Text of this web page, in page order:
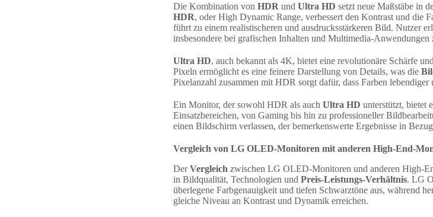
Die Kombination von HDR und Ultra HD setzt neue Maßstäbe in
HDR, oder High Dynamic Range, verbessert den Kontrast und die
führt zu einem realistischeren und ausdrucksstärkeren Bild. Nutzer
insbesondere bei grafischen Inhalten und Multimedia-
Ultra HD, auch bekannt als 4K, bietet eine revolutionäre Schärfe
Pixeln ermöglicht es eine feinere Darstellung von Details, was die
Pixelanzahl zusammen mit HDR sorgt dafür, dass Farben
Ein Monitor, der sowohl HDR als auch Ultra HD unterstützt, bietet
Einsatzbereichen, von Gaming bis hin zu professioneller
einen Bildschirm verlassen, der bemerkenswerte Ergebnisse in
Vergleich von LG OLED-Monitoren mit anderen High-End-
DerVergleich zwischen LG OLED-Monitoren und anderen High-
in Bildqualität, Technologien und Preis-Leistungs-Verhältnis. LG
überlegene Farbgenauigkeit und tiefen Schwarztöne aus, während
gleiche Niveau an Kontrast und Dynamik erreichen.